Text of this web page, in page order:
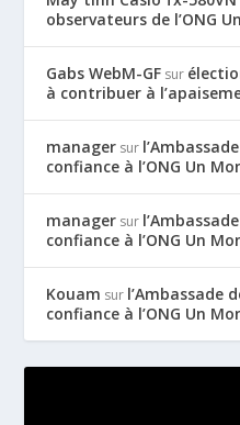
observateurs de l’ONG
Gabs WebM-GF sur
à contribuer à
manager sur
confiance à l’ONG Un
manager sur
confiance à l’ONG Un
Kouam sur l’Ambassade
confiance à l’ONG Un